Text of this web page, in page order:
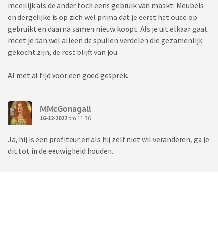
moeilijk als de ander toch eens gebruik van maakt. Meubels
en dergelijke is op zich wel prima dat je eerst het oude op
gebruikt en daarna samen nieuw koopt. Als je uit elkaar gaat
moet je dan wel alleen de spullen verdelen die gezamenlijk
gekocht zijn, de rest blijft van jou.
Al met al tijd voor een goed gesprek.
MMcGonagall
16-12-2022 om 11:36
Ja, hij is een profiteur en als hij zelf niet wil veranderen, ga je
dit tot in de eeuwigheid houden.